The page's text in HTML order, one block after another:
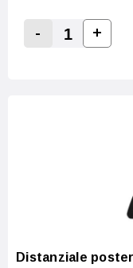
Decrease
- +
Distanziale